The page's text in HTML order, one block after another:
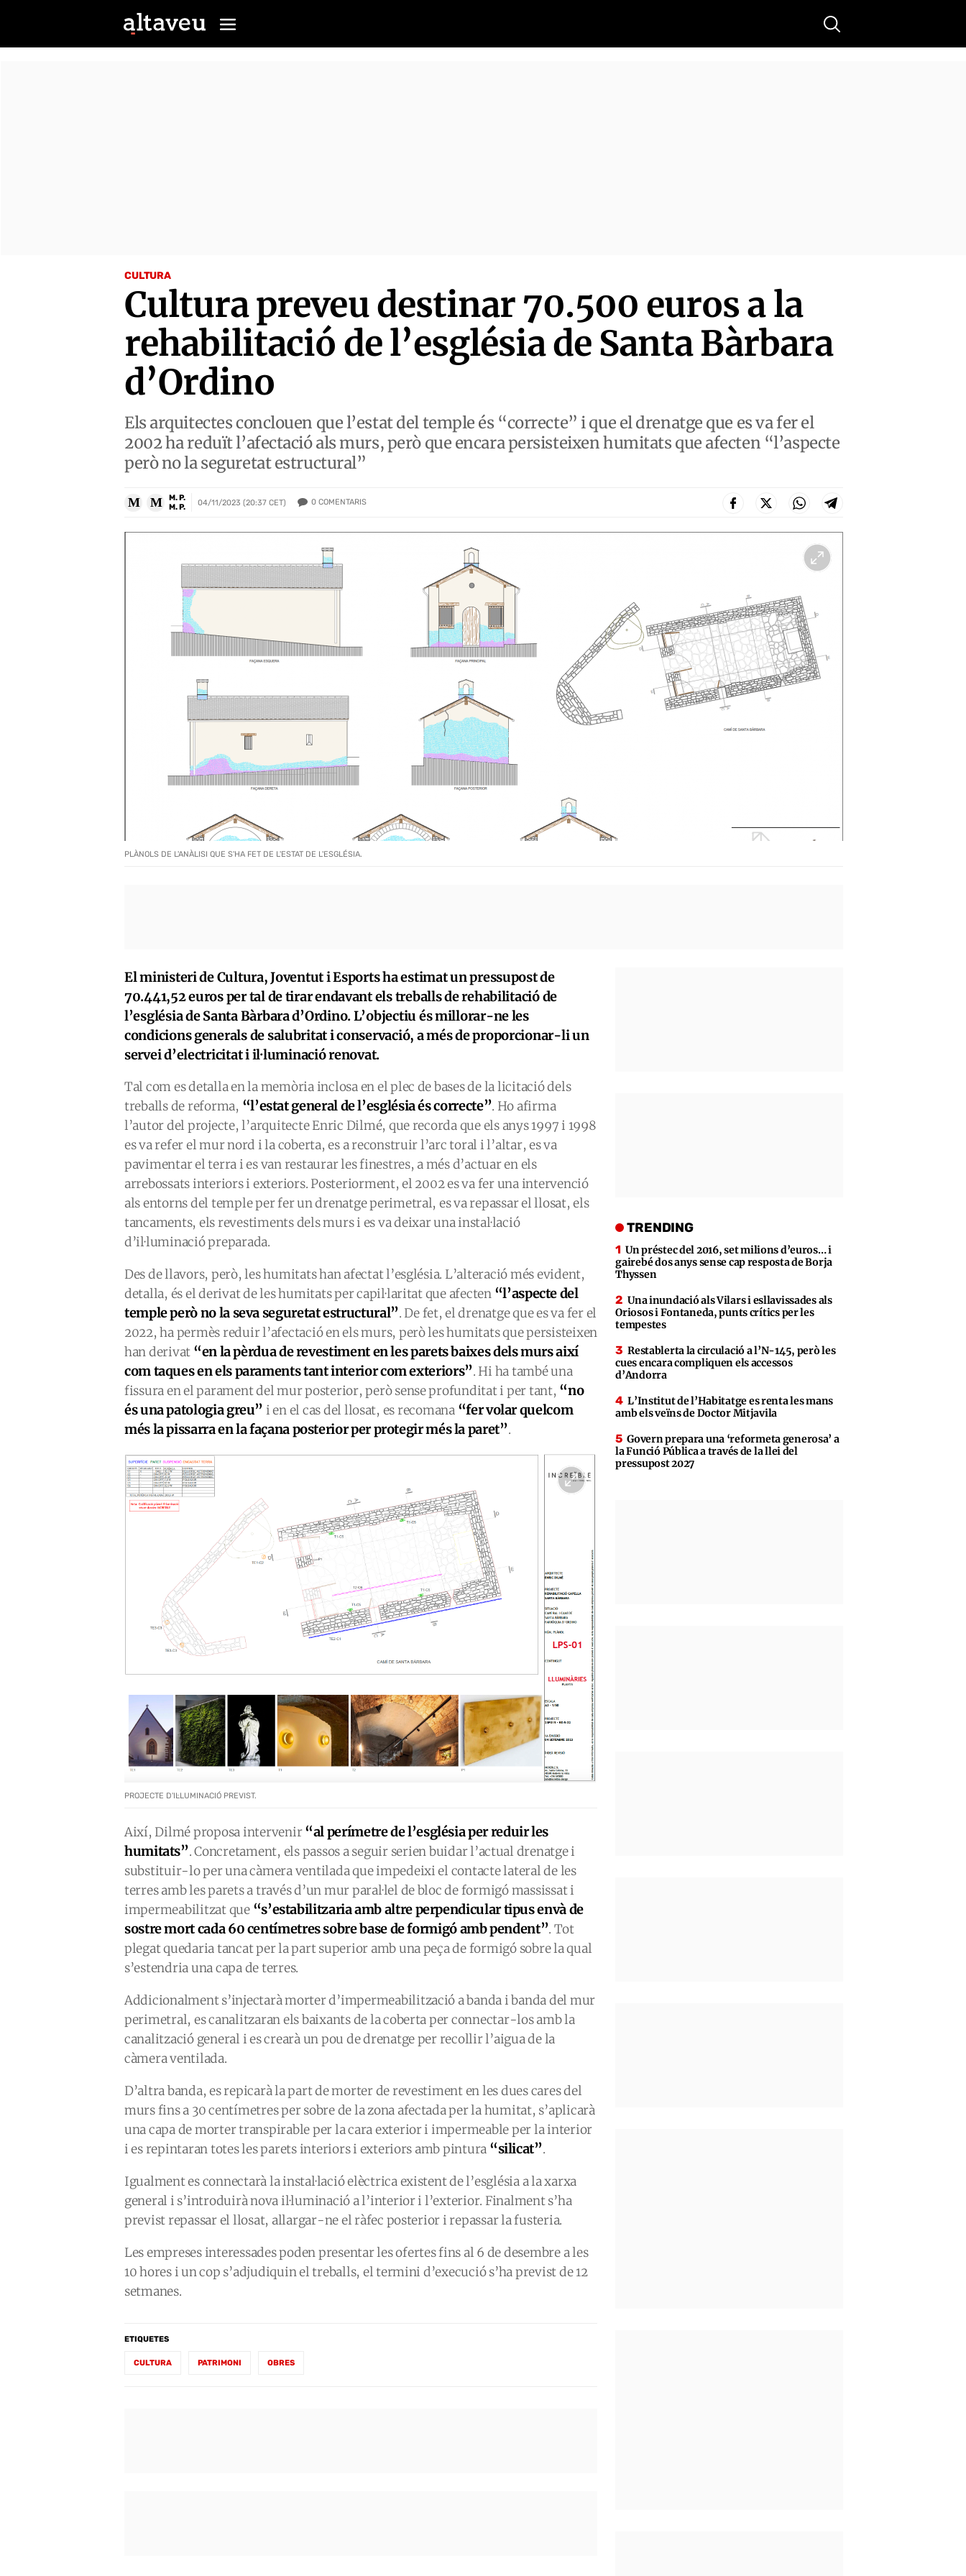
Buscar
CULTURA
Cultura preveu destinar 70.500 euros a la
rehabilitació de l’església de Santa Bàrbara
d’Ordino
Els arquitectes conclouen que l’estat del temple és “correcte” i que el drenatge que es va fer el
2002 ha reduït l’afectació als murs, però que encara persisteixen humitats que afecten “l’aspecte
però no la seguretat estructural”
M M
M. P.
M. P.
04/11/2023 (20:37 CET) 0 COMENTARIS
PLÀNOLS DE L'ANÀLISI QUE S'HA FET DE L'ESTAT DE L'ESGLÉSIA.
El ministeri de Cultura, Joventut i Esports ha estimat un pressupost de
70.441,52 euros per tal de tirar endavant els treballs de rehabilitació de
l’església de Santa Bàrbara d’Ordino. L’objectiu és millorar-ne les
condicions generals de salubritat i conservació, a més de proporcionar-li un
servei d’electricitat i il·luminació renovat.
Tal com es detalla en la memòria inclosa en el plec de bases de la licitació dels
treballs de reforma, “l’estat general de l’església és correcte”. Ho afirma
l’autor del projecte, l’arquitecte Enric Dilmé, que recorda que els anys 1997 i 1998
es va refer el mur nord i la coberta, es a reconstruir l’arc toral i l’altar, es va
pavimentar el terra i es van restaurar les finestres, a més d’actuar en els
arrebossats interiors i exteriors. Posteriorment, el 2002 es va fer una intervenció
als entorns del temple per fer un drenatge perimetral, es va repassar el llosat, els
tancaments, els revestiments dels murs i es va deixar una instal·lació
d’il·luminació preparada.
Des de llavors, però, les humitats han afectat l’església. L’alteració més evident,
detalla, és el derivat de les humitats per capil·laritat que afecten “l’aspecte del
temple però no la seva seguretat estructural”. De fet, el drenatge que es va fer el
2022, ha permès reduir l’afectació en els murs, però les humitats que persisteixen
han derivat “en la pèrdua de revestiment en les parets baixes dels murs així
com taques en els paraments tant interior com exteriors”. Hi ha també una
fissura en el parament del mur posterior, però sense profunditat i per tant, “no
és una patologia greu” i en el cas del llosat, es recomana “fer volar quelcom
més la pissarra en la façana posterior per protegir més la paret”.
PROJECTE D'IL·LUMINACIÓ PREVIST.
Així, Dilmé proposa intervenir“al perímetre de l’església per reduir les
humitats”. Concretament, els passos a seguir serien buidar l’actual drenatge i
substituir-lo per una càmera ventilada que impedeixi el contacte lateral de les
terres amb les parets a través d’un mur paral·lel de bloc de formigó massissat i
impermeabilitzat que “s’estabilitzaria amb altre perpendicular tipus envà de
sostre mort cada 60 centímetres sobre base de formigó amb pendent”. Tot
plegat quedaria tancat per la part superior amb una peça de formigó sobre la qual
s’estendria una capa de terres.
Addicionalment s’injectarà morter d’impermeabilització a banda i banda del mur
perimetral, es canalitzaran els baixants de la coberta per connectar-los amb la
canalització general i es crearà un pou de drenatge per recollir l’aigua de la
càmera ventilada.
D’altra banda, es repicarà la part de morter de revestiment en les dues cares del
murs fins a 30 centímetres per sobre de la zona afectada per la humitat, s’aplicarà
una capa de morter transpirable per la cara exterior i impermeable per la interior
i es repintaran totes les parets interiors i exteriors amb pintura “silicat”.
Igualment es connectarà la instal·lació elèctrica existent de l’església a la xarxa
general i s’introduirà nova il·luminació a l’interior i l’exterior. Finalment s’ha
previst repassar el llosat, allargar-ne el ràfec posterior i repassar la fusteria.
Les empreses interessades poden presentar les ofertes fins al 6 de desembre a les
10 hores i un cop s’adjudiquin el treballs, el termini d’execució s’ha previst de 12
setmanes.
ETIQUETES
CULTURA PATRIMONI OBRES
TRENDING
Un préstec del 2016, set milions d’euros… i
gairebé dos anys sense cap resposta de Borja
Thyssen
Una inundació als Vilars i esllavissades als
Oriosos i Fontaneda, punts crítics per les
tempestes
Restablerta la circulació a l’N-145, però les
cues encara compliquen els accessos
d’Andorra
L’Institut de l’Habitatge es renta les mans
amb els veïns de Doctor Mitjavila
Govern prepara una ‘reformeta generosa’ a
la Funció Pública a través de la llei del
pressupost 2027